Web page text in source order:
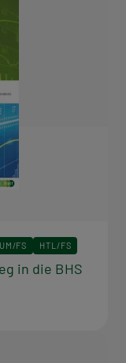
FS HTL/FS
in die BHS